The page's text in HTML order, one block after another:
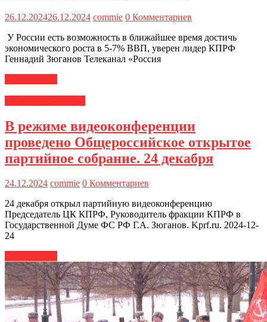
26.12.202426.12.2024 commie 0 Комментариев
У России есть возможность в ближайшее время достичь
экономического роста в 5-7% ВВП, уверен лидер КПРФ
Геннадий Зюганов Телеканал «Россия
В режиме видеоконференции
проведено Общероссийское открытое
партийное собрание. 24 декабря
24.12.2024 commie 0 Комментариев
24 декабря открыл партийную видеоконференцию
Председатель ЦК КПРФ, Руководитель фракции КПРФ в
Государственной Думе ФС РФ Г.А. Зюганов. Kprf.ru. 2024-12-
24